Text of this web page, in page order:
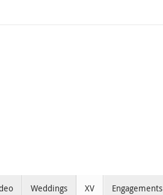
Weddings XV Engagements